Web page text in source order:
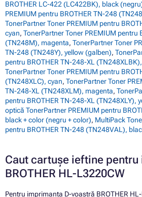
BROTHER LC-422 (LC422BK), black
PREMIUM pentru BROTHER TN-248
TonerPartner Toner PREMIUM pentru
cyan, TonerPartner Toner PREMIUM pentru
(TN248M), magenta, TonerPartner Toner
TN-248 (TN248Y), yellow (galben),
pentru BROTHER TN-248-XL
TonerPartner Toner PREMIUM pentru
(TN248XLC), cyan, TonerPartner Toner
TN-248-XL (TN248XLM), magenta,
pentru BROTHER TN-248-XL (TN248XLY),
optică TonerPartner PREMIUM pentru
black + color (negru + color), MultiPack
pentru BROTHER TN-248 (TN248VAL),
Caut cartușe ieftine
BROTHER HL-L3220CW
Pentru imprimanta D-voastră BROTHER